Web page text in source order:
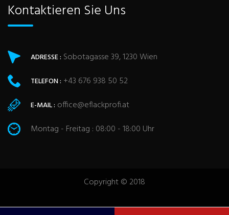
Kontaktieren Sie Uns
ADRESSE : Sobotagasse 39, 1230 Wien
TELEFON : +43 676 938 50 52
E-MAIL : office@eflackprofi.at
Montag - Freitag : 08:00 - 18:00 Uhr
Copyright © 2018